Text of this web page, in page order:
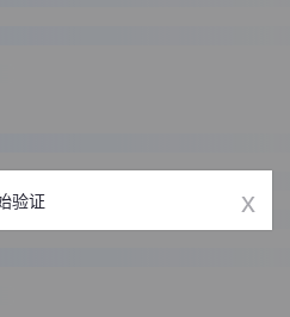
验证 x